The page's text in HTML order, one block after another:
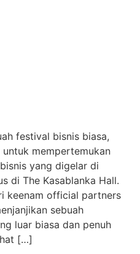
festival bisnis biasa,
mempertemukan
yang digelar di
di The Kasablanka Hall.
keenam official partners
sebuah
luar biasa dan penuh
[…]